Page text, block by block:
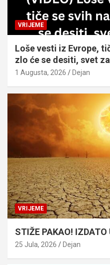
VRIJEME
Loše vesti iz Evrope,
zlo će se desiti, svet
1 Augusta, 2026 Dejan
VRIJEME
STIŽE PAKAO! IZDATO
25 Jula, 2026 Dejan